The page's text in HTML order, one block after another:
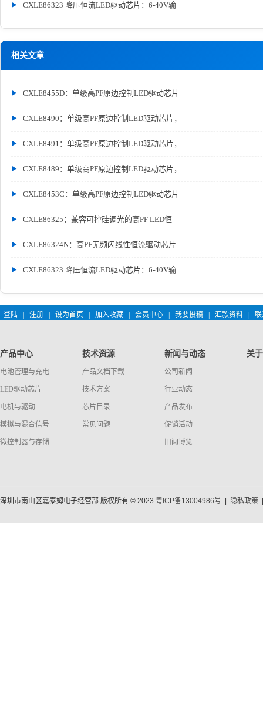
CXLE86323 降压恒流LED驱动芯片：6-40V输
相关文章
CXLE8455D：单级高PF原边控制LED驱动芯片
CXLE8490：单级高PF原边控制LED驱动芯片，
CXLE8491：单级高PF原边控制LED驱动芯片，
CXLE8489：单级高PF原边控制LED驱动芯片，
CXLE8453C：单级高PF原边控制LED驱动芯片
CXLE86325：兼容可控硅调光的高PF LED恒
CXLE86324N：高PF无频闪线性恒流驱动芯片
CXLE86323 降压恒流LED驱动芯片：6-40V输
登陆 注册 设为首页 加入收藏 会员中心 我要投稿 汇款资料
产品中心
电池管理与充电
LED驱动芯片
电机与驱动
模拟与混合信号
微控制器与存储
技术资源
产品文档下载
技术方案
芯片目录
常见问题
新闻与动态
公司新闻
行业动态
产品发布
促销活动
旧闻博览
关
深圳市南山区嘉泰姆电子经营部 版权所有 © 2023 粤ICP备13004986号 隐私政策